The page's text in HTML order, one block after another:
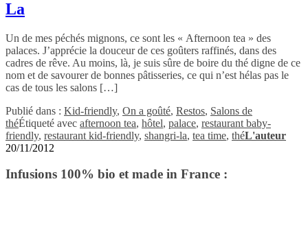
La
Un de mes péchés mignons, ce sont les « Afternoon tea » des
palaces. J’apprécie la douceur de ces goûters raffinés, dans des
cadres de rêve. Au moins, là, je suis sûre de boire du thé digne de ce
nom et de savourer de bonnes pâtisseries, ce qui n’est hélas pas le
cas de tous les salons […]
Publié dans : Kid-friendly, On a goûté, Restos, Salons de
théÉtiqueté avec afternoon tea, hôtel, palace, restaurant baby-
friendly, restaurant kid-friendly, shangri-la, tea time, théL'auteur
20/11/2012
Infusions 100% bio et made in France :